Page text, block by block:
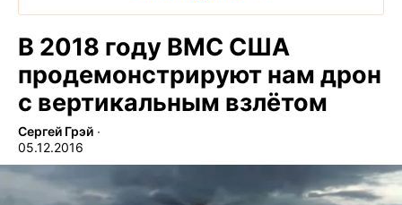
В 2018 году ВМС США
продемонстрируют нам дрон
с вертикальным взлётом
Сергей Грэй ∙
05.12.2016